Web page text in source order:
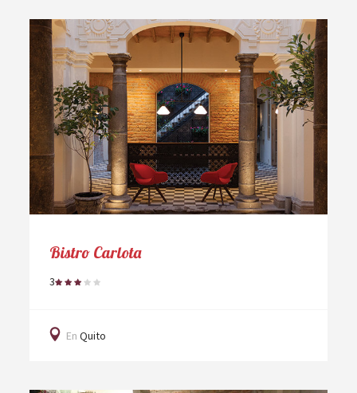
Bistro Carlota
3
En Quito